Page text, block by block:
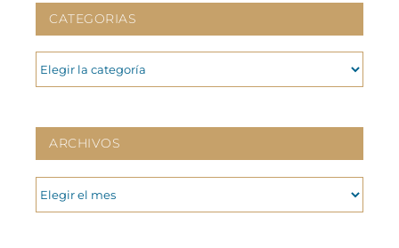
CATEGORIAS
CATEGORIAS
ARCHIVOS
ARCHIVOS